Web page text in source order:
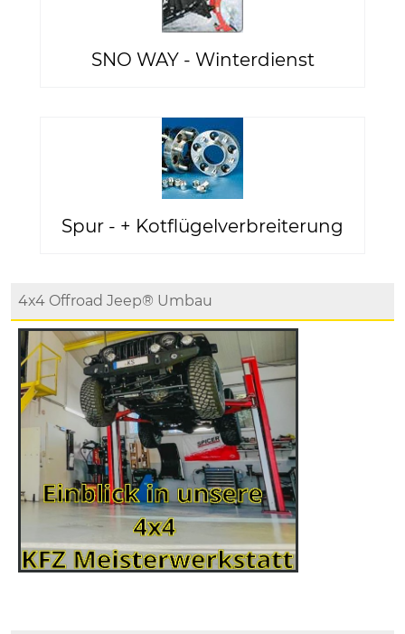
SNO WAY - Winterdienst
Spur - + Kotflügelverbreiterung
4x4 Offroad Jeep® Umbau